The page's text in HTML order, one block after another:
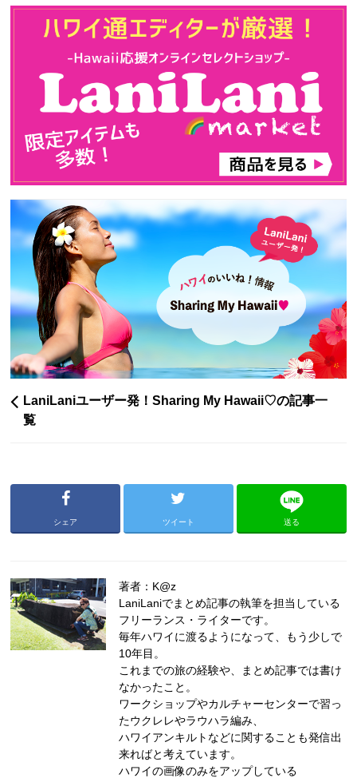
LaniLaniユーザー発！Sharing My Hawaii♡の記事一
覧
シェア ツイート 送る
著者：K@z
LaniLaniでまとめ記事の執筆を担当している
フリーランス・ライターです。
毎年ハワイに渡るようになって、もう少しで
10年目。
これまでの旅の経験や、まとめ記事では書け
なかったこと。
ワークショップやカルチャーセンターで習っ
たウクレレやラウハラ編み、
ハワイアンキルトなどに関することも発信出
来ればと考えています。
ハワイの画像のみをアップしている